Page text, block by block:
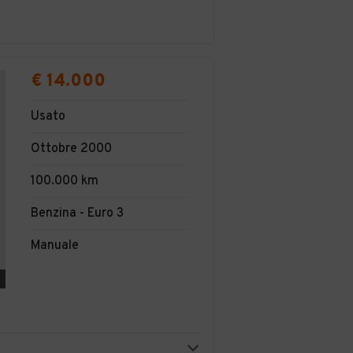
€ 14.000
Usato
Ottobre 2000
100.000 km
Benzina - Euro 3
Manuale